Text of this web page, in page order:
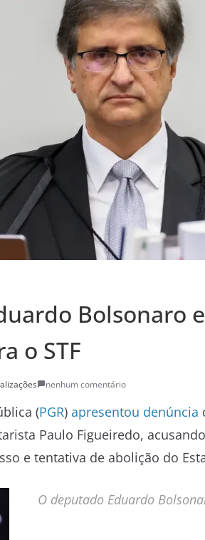
Bolsonaro
o STF
nenhum comentário
(PGR) apresentou denúncia
Paulo Figueiredo,
e tentativa de abolição do
O deputado Eduardo